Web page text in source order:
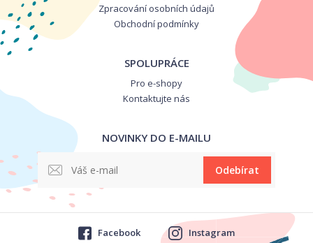
Zpracování osobních údajů
Obchodní podmínky
SPOLUPRÁCE
Pro e-shopy
Kontaktujte nás
NOVINKY DO E-MAILU
Odebírat
Facebook Instagram